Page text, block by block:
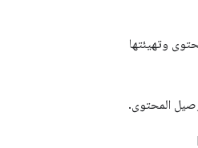
وتهيئتها
المحتوى.